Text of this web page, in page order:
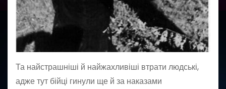
Та найстрашніші й найжахливіші втрати людські,
адже тут бійці гинули ще й за наказами